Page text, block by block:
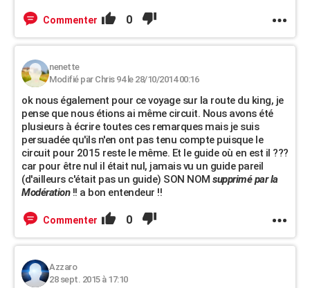
Commenter 0
nenette
Modifié par Chris 94 le 28/10/2014 00:16
ok nous également pour ce voyage sur la route du king, je
pense que nous étions ai même circuit. Nous avons été
plusieurs à écrire toutes ces remarques mais je suis
persuadée qu'ils n'en ont pas tenu compte puisque le
circuit pour 2015 reste le même. Et le guide où en est il ???
car pour être nul il était nul, jamais vu un guide pareil
(d'ailleurs c'était pas un guide) SON NOM supprimé par la
Modération!! a bon entendeur !!
Commenter 0
Azzaro
28 sept. 2015 à 17:10